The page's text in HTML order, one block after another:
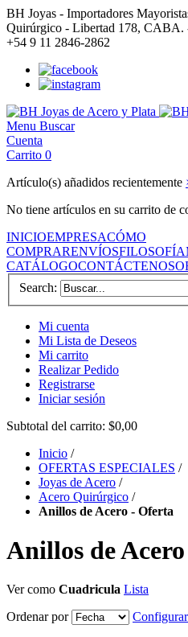
BH Joyas - Importadores
Quirúrgico - Libertad 178, CABA.
+54 9 11 2846-2862
Menu Buscar
Cuenta
Carrito 0
Artículo(s) añadidos recientemente
No tiene artículos en su carrito de
INICIOEMPRESACÓMO
COMPRARENVÍOSFILOSOFÍA
CATÁLOGOCONTÁCTENOS
Search:
Mi cuenta
Mi Lista de Deseos
Mi carrito
Realizar Pedido
Registrarse
Iniciar sesión
Subtotal del carrito: $0,00
Inicio /
OFERTAS ESPECIALES /
Joyas de Acero /
Acero Quirúrgico /
Anillos de Acero - Oferta
Anillos de
Ver como Cuadricula Lista
Ordenar por